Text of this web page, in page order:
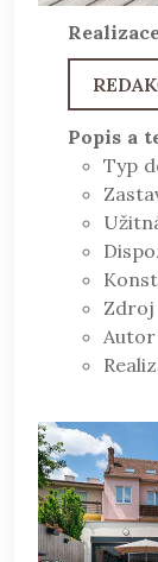
Popis a
Typ